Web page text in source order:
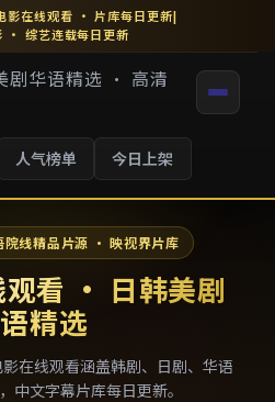
影在线观看 · 片库每日更新|
· 综艺连载每日更新
剧华语精选 · 高清
人气榜单 今日上架
院线精品片源 · 映视界片库
观看 · 日韩美剧
精选
在线观看涵盖韩剧、日剧、华语
中文字幕片库每日更新。